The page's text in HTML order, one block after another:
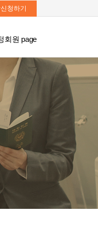
청하기
회원 page